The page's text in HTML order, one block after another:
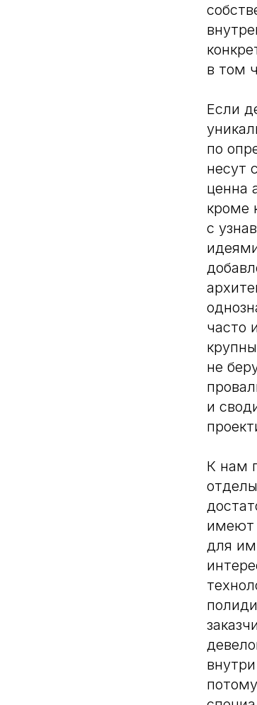
в том
Если
по
несут
ценна
кроме
с
часто
не
и
К нам
имеют
для